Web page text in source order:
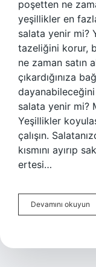
poşetten ne
yeşillikler en
salata yenir mi?
tazeliğini korur,
ne zaman satın
çıkardığınıza
salata yenir mi?
Yeşillikler
çalışın.
kısmını ayırıp
ertesi…
Devamını okuyun